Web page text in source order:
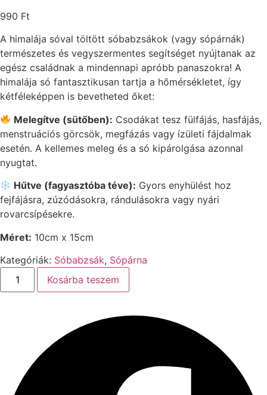
990 Ft
A himalája sóval töltött sóbabzsákok (vagy sópárnák)
természetes és vegyszermentes segítséget nyújtanak az
egész családnak a mindennapi apróbb panaszokra! A
himalája só fantasztikusan tartja a hőmérsékletet, így
kétféleképpen is bevetheted őket:
Melegítve (sütőben): Csodákat tesz fülfájás, hasfájás,
menstruációs görcsök, megfázás vagy ízületi fájdalmak
esetén. A kellemes meleg és a só kipárolgása azonnal
nyugtat.
Hűtve (fagyasztóba téve): Gyors enyhülést hoz
fejfájásra, zúzódásokra, rándulásokra vagy nyári
rovarcsípésekre.
Méret: 10cm x 15cm
Kategóriák: Sóbabzsák, Sópárna
Sóbabzsák
gyerekeknek
10-
Kosárba teszem